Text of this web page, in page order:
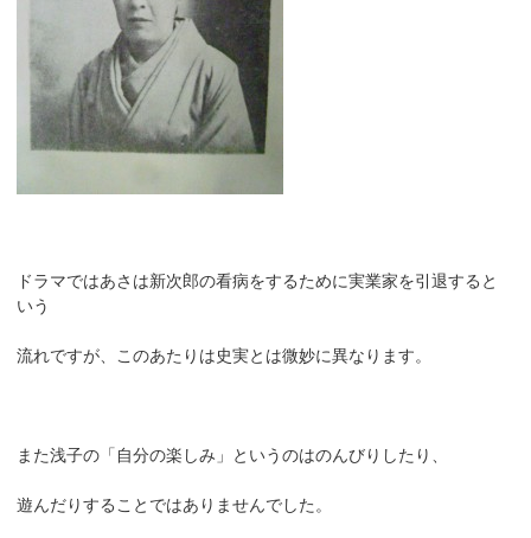
ドラマではあさは新次郎の看病をするために実業家を引退すると
いう
流れですが、このあたりは史実とは微妙に異なります。
また浅子の「自分の楽しみ」というのはのんびりしたり、
遊んだりすることではありませんでした。